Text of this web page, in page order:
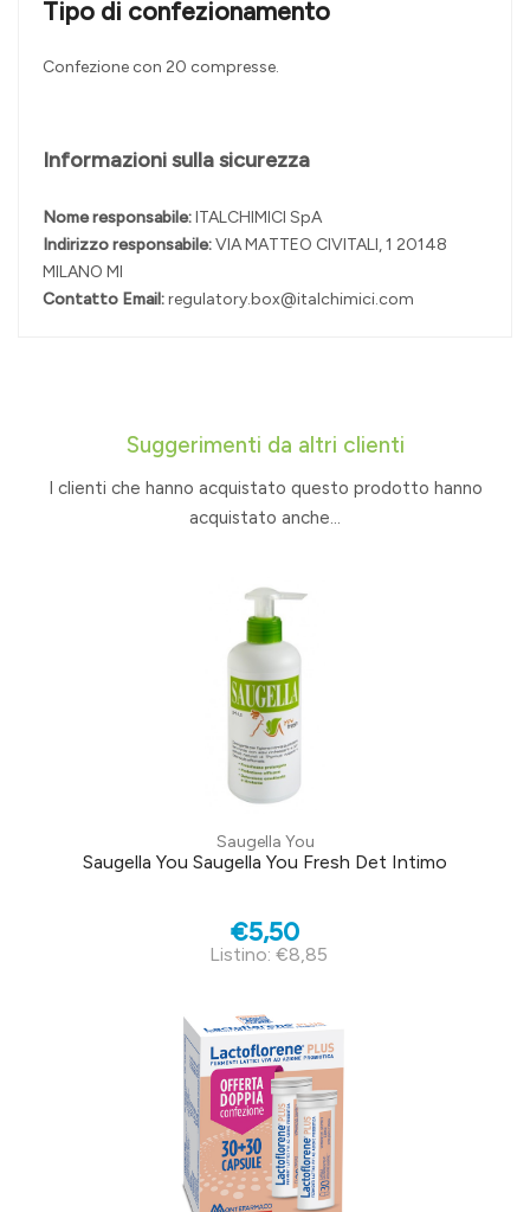
Tipo di confezionamento
Confezione con 20 compresse.
Informazioni sulla sicurezza
Nome responsabile:ITALCHIMICI SpA
Indirizzo responsabile:VIA MATTEO CIVITALI, 1 20148
MILANO MI
Contatto Email:regulatory.box@italchimici.com
Suggerimenti da altri clienti
I clienti che hanno acquistato questo prodotto hanno
acquistato anche...
Saugella You
Saugella You Saugella You Fresh Det Intimo
€5,50
Listino: €8,85